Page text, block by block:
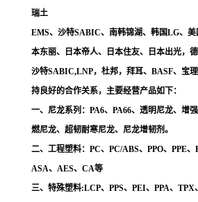
瑞土
EMS、沙特SABIC、南韩锦湖、韩国LG、美
本东丽、日本帝人、日本住友、日本出光，
沙特SABIC,LNP，杜邦，拜耳、BASF、宝
持良好的合作关系，主要经营产品如下：
一、尼龙系列：PA6、PA66、透明尼龙、增
燃尼龙、超韧耐寒尼龙、尼龙增韧剂。
二、工程塑料：PC、PC/ABS、PPO、PPE、
ASA、AES、CA等
三、特殊塑料:LCP、PPS、PEI、PPA、